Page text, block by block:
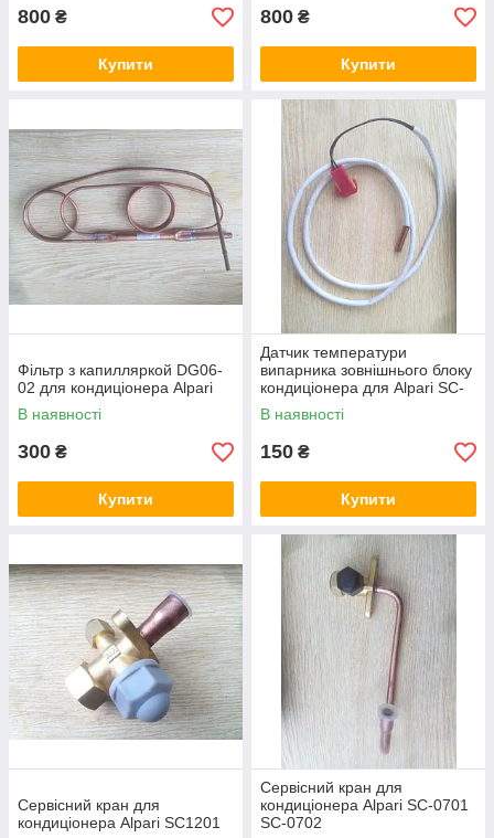
800 ₴
Купити
800 ₴
Купити
Фільтр з капилляркой DG06-
02 для кондиціонера Alpari
В наявності
300 ₴
Купити
Датчик температури
випарника зовнішнього блоку
кондиціонера для Alpari SC-
1801CHR
В наявності
150 ₴
Купити
Сервісний кран для
кондиціонера Alpari SC1201
Сервісний кран для
кондиціонера Alpari SC-0701
SC-0702